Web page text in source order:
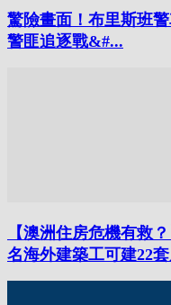
驚險畫面！布里斯班
警匪追逐戰&#...
【澳洲住房危機有救
名海外建築工可建22